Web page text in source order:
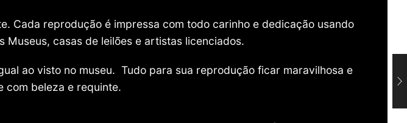
Cada reprodução é impressa com todo carinho e dedicação usando
casas de leilões e artistas licenciados.
ao visto no museu. Tudo para sua reprodução ficar maravilhosa e
com beleza e requinte.